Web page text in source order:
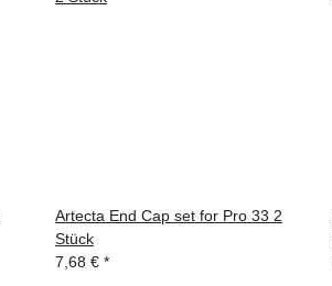
Artecta End Cap set for Pro 33 2
Stück
7,68 € *